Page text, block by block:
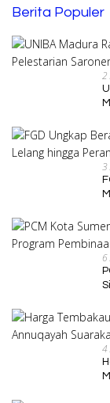
Berita Populer
2
3
4